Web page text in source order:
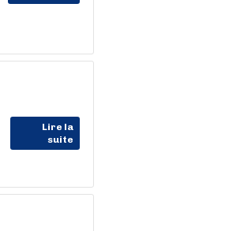
Lire la
suite